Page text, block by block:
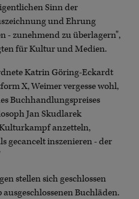
Sinn der
und Ehrung
- zunehmend zu überlagern",
für Kultur und Medien.
Katrin Göring-Eckardt
X, Weimer vergesse wohl,
Buchhandlungspreises
Jan Skudlarek
anzetteln,
gecancelt inszenieren - der
stellen sich geschlossen
Buchläden.